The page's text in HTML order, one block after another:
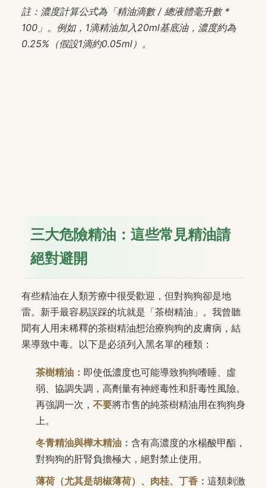
註：濃度計算公式為「精油滴數 / 總液體毫升數 *
100」。例如，1滴精油加入20ml基底油，濃度約為
0.25%（假設1滴約0.05ml）。
三大危險精油：這些常見精油請
絕對避開
有些精油在人類芳療中很受歡迎，但對狗狗卻是地
雷。新手最容易誤踩的坑就是「茶樹精油」。我曾聽
聞有人用未稀釋的茶樹精油想治療狗狗的皮膚病，結
果導致中毒。以下是必須列入黑名單的種類：
茶樹精油： 即使低濃度也可能導致狗狗嗜睡、虛
弱、協調失調，高劑量有神經毒性和肝毒性風險。
再強調一次， 不要將市售的純茶樹精油用在狗狗身
上。
冬青精油與樺木精油： 含有高濃度的水楊酸甲酯，
對狗狗的肝腎負擔極大，絕對禁止使用。
薄荷（尤其是胡椒薄荷）、肉桂、丁香： 這類刺激